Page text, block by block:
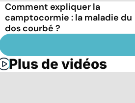
Comment expliquer la
camptocormie : la maladie du
dos courbé ?
Plus de vidéos